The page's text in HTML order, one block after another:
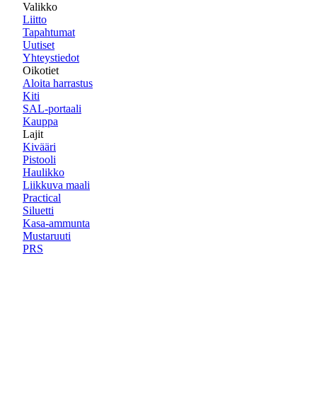
Valikko
Liitto
Tapahtumat
Uutiset
Yhteystiedot
Oikotiet
Aloita harrastus
Kiti
SAL-portaali
Kauppa
Lajit
Kivääri
Pistooli
Haulikko
Liikkuva maali
Practical
Siluetti
Kasa-ammunta
Mustaruuti
PRS